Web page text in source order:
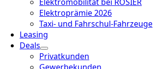
Elektroprämie 2026
Taxi- und Fahrschul-Fahrzeuge
Leasing
Deals
Privatkunden